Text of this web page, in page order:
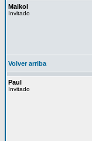
Maikol
Invitado
Volver arriba
Paul
Invitado